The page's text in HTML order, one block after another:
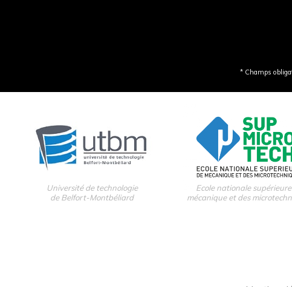
* Champs
Université de technologie
de Belfort-Montbéliard
Ecole nationale
mécanique et des